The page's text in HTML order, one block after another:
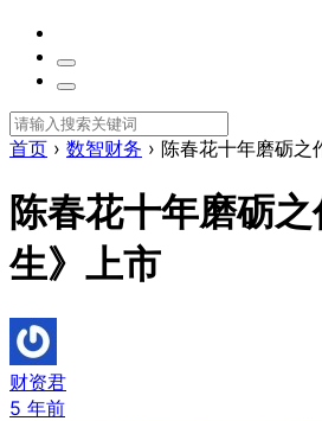
首页 › 数智财务 › 陈春花十年磨砺之
陈春花十年磨砺
生》上市
财资君
5 年前